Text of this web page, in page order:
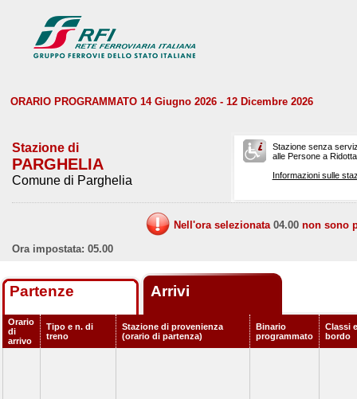
ORARIO PROGRAMMATO 14 Giugno 2026 - 12 Dicembre 2026
Stazione di
PARGHELIA
Comune di Parghelia
Stazione senza
alle Persone a
Informazioni sulle
Nell'ora selezionata 04.00 non sono
Ora impostata: 05.00
Partenze Arrivi
Orario
di
arrivo
Tipo e n. di
treno
Stazione di provenienza
(orario di partenza)
Binario
programmato
Classi
bordo